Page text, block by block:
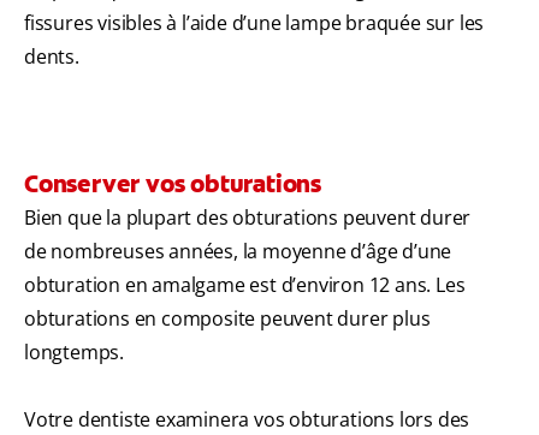
fissures visibles à l’aide d’une lampe braquée sur les
dents.
Conserver vos obturations
Bien que la plupart des obturations peuvent durer
de nombreuses années, la moyenne d’âge d’une
obturation en amalgame est d’environ 12 ans. Les
obturations en composite peuvent durer plus
longtemps.
Votre dentiste examinera vos obturations lors des